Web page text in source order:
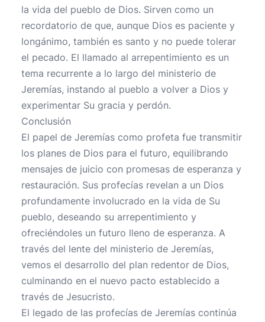
la vida del pueblo de Dios. Sirven como un
recordatorio de que, aunque Dios es paciente y
longánimo, también es santo y no puede tolerar
el pecado. El llamado al arrepentimiento es un
tema recurrente a lo largo del ministerio de
Jeremías, instando al pueblo a volver a Dios y
experimentar Su gracia y perdón.
Conclusión
El papel de Jeremías como profeta fue transmitir
los planes de Dios para el futuro, equilibrando
mensajes de juicio con promesas de esperanza y
restauración. Sus profecías revelan a un Dios
profundamente involucrado en la vida de Su
pueblo, deseando su arrepentimiento y
ofreciéndoles un futuro lleno de esperanza. A
través del lente del ministerio de Jeremías,
vemos el desarrollo del plan redentor de Dios,
culminando en el nuevo pacto establecido a
través de Jesucristo.
El legado de las profecías de Jeremías continúa